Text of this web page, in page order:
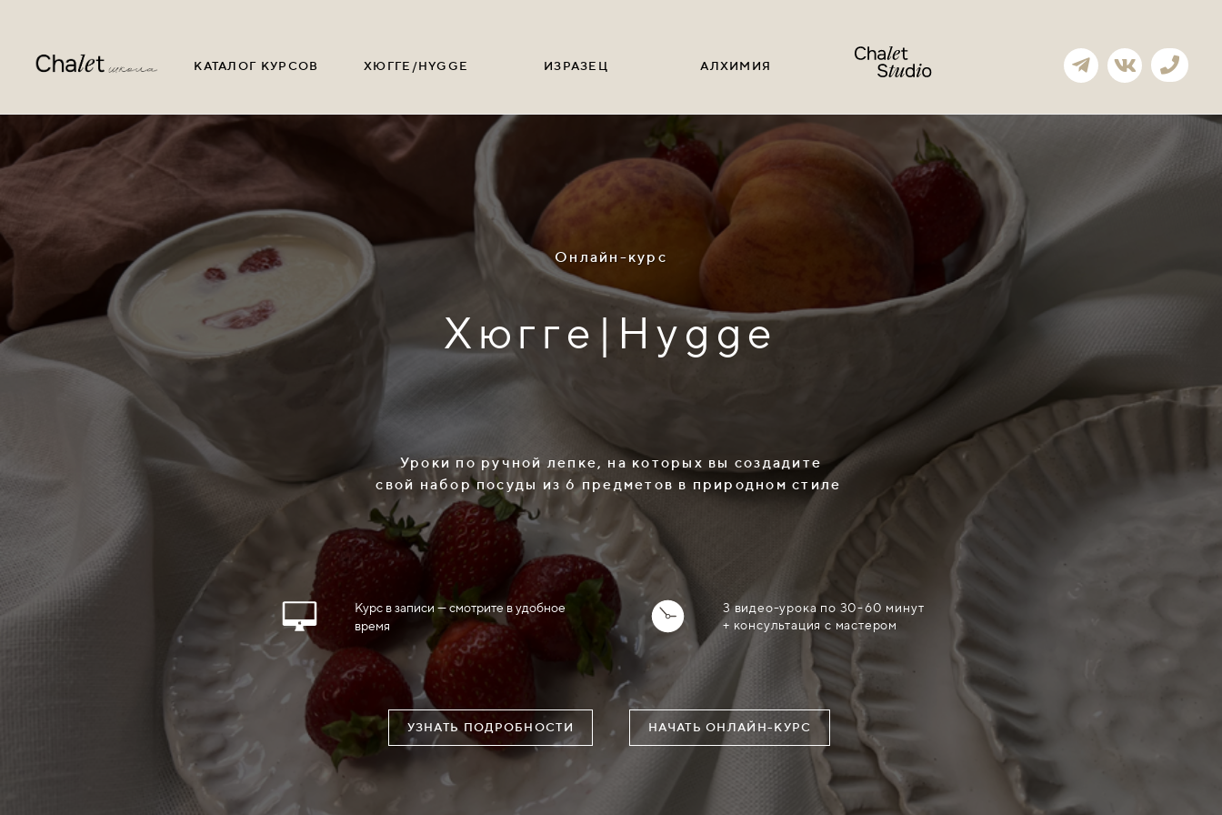
КАТАЛОГ КУРСОВ ХЮГГЕ/HYGGE ИЗРАЗЕЦ АЛХИМИЯ
Онлайн-курс
Хюгге|Hygge
Уроки по ручной лепке, на которых вы создадите
свой набор посуды из 6 предметов в природном стиле
Курс в записи — смотрите в удобное
время
3 видео-урока по 30-60 минут
+ консультация с мастером
УЗНАТЬ ПОДРОБНОСТИ НАЧАТЬ ОНЛАЙН-КУРС